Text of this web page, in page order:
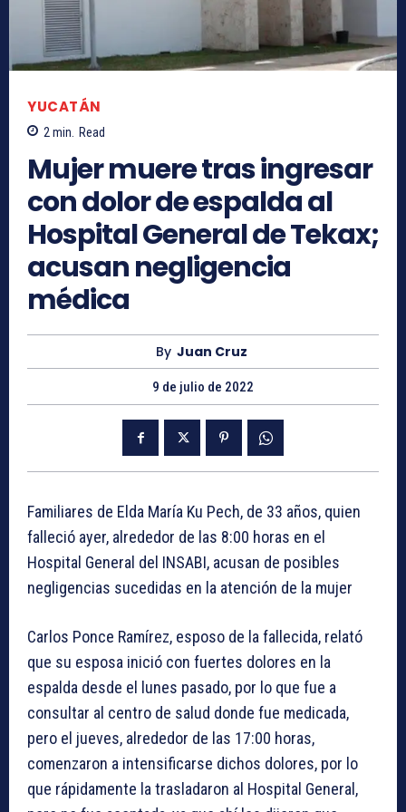
YUCATÁN
2min. Read
Mujer muere tras ingresar
con dolor de espalda al
Hospital General de Tekax;
acusan negligencia
médica
By Juan Cruz
9 de julio de 2022
Familiares de Elda María Ku Pech, de 33 años, quien
falleció ayer, alrededor de las 8:00 horas en el
Hospital General del INSABI, acusan de posibles
negligencias sucedidas en la atención de la mujer
Carlos Ponce Ramírez, esposo de la fallecida, relató
que su esposa inició con fuertes dolores en la
espalda desde el lunes pasado, por lo que fue a
consultar al centro de salud donde fue medicada,
pero el jueves, alrededor de las 17:00 horas,
comenzaron a intensificarse dichos dolores, por lo
que rápidamente la trasladaron al Hospital General,